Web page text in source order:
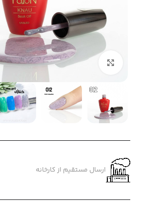
بزرگنمایی تصویر
ارسال مستقیم از کارخانه